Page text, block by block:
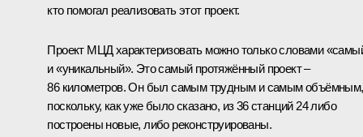
кто помогал реализовать этот проект.
Проект МЦД характеризовать можно только словами
и «уникальный». Это самый протяжённый проект ‒
86 километров. Он был самым трудным и самым объёмным,
поскольку, как уже было сказано, из 36 станций 24 либо
построены новые, либо реконструированы.